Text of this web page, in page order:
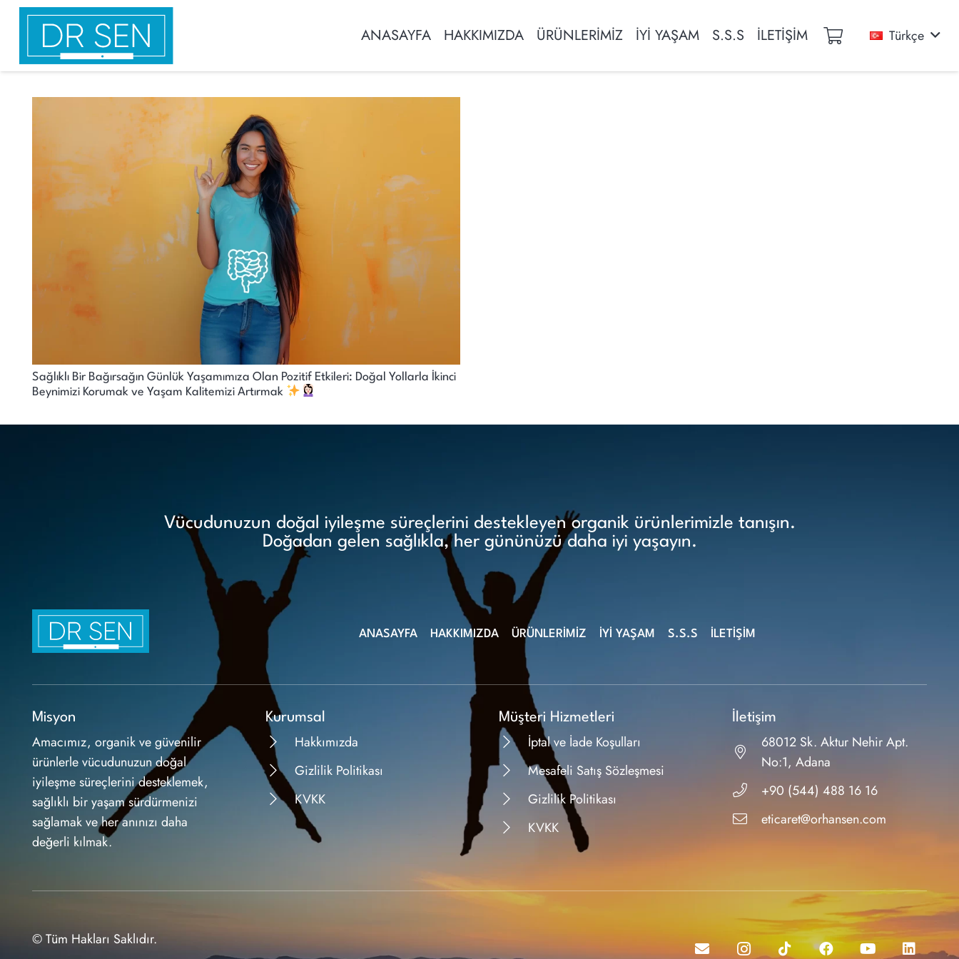
ANASAYFA HAKKIMIZDA ÜRÜNLERİMİZ İYİ YAŞAM S.S.S İLETİŞİM Türkçe
Sağlıklı Bir Bağırsağın Günlük Yaşamımıza Olan Pozitif Etkileri: Doğal Yollarla İkinci
Beynimizi Korumak ve Yaşam Kalitemizi Artırmak
Vücudunuzun doğal iyileşme süreçlerini destekleyen organik ürünlerimizle tanışın.
Doğadan gelen sağlıkla, her gününüzü daha iyi yaşayın.
ANASAYFA HAKKIMIZDA ÜRÜNLERİMİZ İYİ YAŞAM S.S.S İLETİŞİM
Misyon
Amacımız, organik ve güvenilir
ürünlerle vücudunuzun doğal
iyileşme süreçlerini desteklemek,
sağlıklı bir yaşam sürdürmenizi
sağlamak ve her anınızı daha
değerli kılmak.
Kurumsal
Hakkımızda
Gizlilik Politikası
KVKK
Müşteri Hizmetleri
İptal ve İade Koşulları
Mesafeli Satış Sözleşmesi
Gizlilik Politikası
KVKK
İletişim
68012 Sk. Aktur Nehir Apt.
No:1, Adana
+90 (544) 488 16 16
eticaret@orhansen.com
© Tüm Hakları Saklıdır.